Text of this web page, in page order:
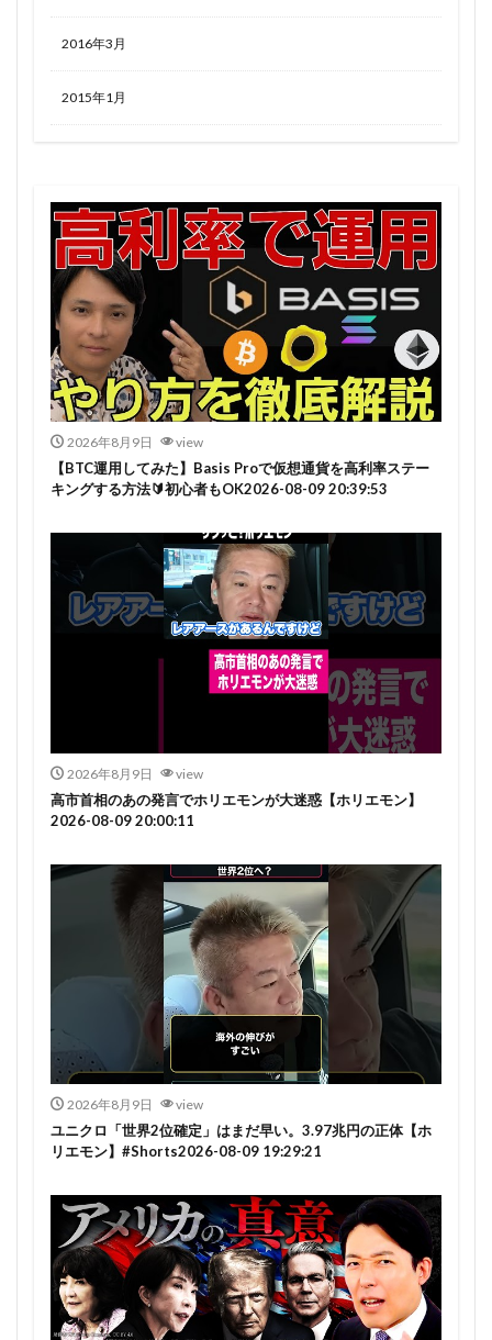
2016年3月
2015年1月
2026年8月9日 view
【BTC運用してみた】Basis Proで仮想通貨を高利率ステー
キングする方法🔰初心者もOK2026-08-09 20:39:53
2026年8月9日 view
高市首相のあの発言でホリエモンが大迷惑【ホリエモン】
2026-08-09 20:00:11
2026年8月9日 view
ユニクロ「世界2位確定」はまだ早い。3.97兆円の正体【ホ
リエモン】#Shorts2026-08-09 19:29:21